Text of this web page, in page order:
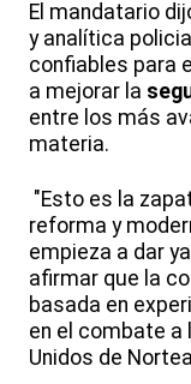
El mandatario
y analítica
confiables para
a mejorar la
entre los más
"Esto es la
reforma y
empieza a dar
afirmar que la
basada en
en el combate a
Unidos de